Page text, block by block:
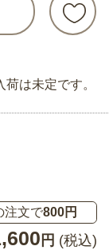
は未定です。
注文で800円
円 (税込)